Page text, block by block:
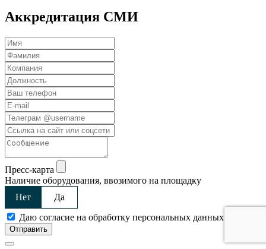
Аккредитация СМИ
Пресс-карта
Наличие оборудования, ввозимого на площадку
Нет
Да
Даю согласие на обработку персональных данных
Отправить